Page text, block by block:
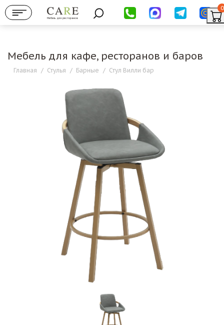
Мебель для ресторанов
0
Мебель для кафе, ресторанов и баров
Главная / Стулья / Барные / Стул Вилли бар